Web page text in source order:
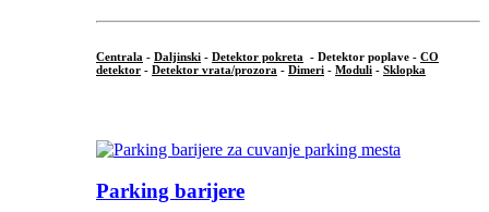
Centrala - Daljinski - Detektor pokreta - Detektor poplave - CO
detektor - Detektor vrata/prozora - Dimeri - Moduli - Sklopka
Parking barijere